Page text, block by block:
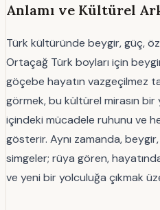
Anlamı ve Kültürel
Türk kültüründe beygir, güç,
Ortaçağ Türk boyları için
göçebe hayatın vazgeçilmez
görmek, bu kültürel mirasın bir
içindeki mücadele ruhunu ve
gösterir. Aynı zamanda,
simgeler; rüya gören,
ve yeni bir yolculuğa çıkmak